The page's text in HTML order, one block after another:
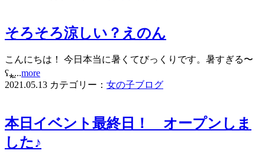
そろそろ涼しい？えのん
こんにちは！ 今日本当に暑くてびっくりです。暑すぎる〜
ʕ⁎̯...more
2021.05.13 カテゴリー： 女の子ブログ
本日イベント最終日！ オープンしま
した♪